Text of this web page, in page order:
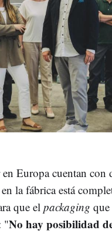
Europa cuentan con
la fábrica está
que el packaging
"No hay posibilidad